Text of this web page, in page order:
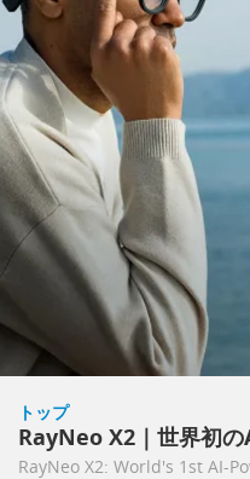
トップ
RayNeo X2｜世界初
RayNeo X2: World's 1st AI-